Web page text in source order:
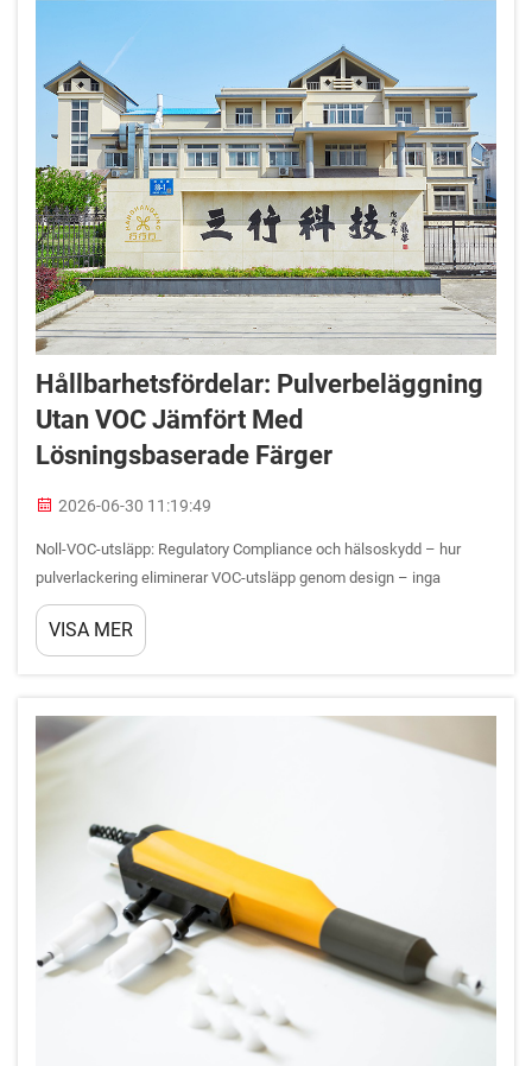
Hållbarhetsfördelar: Pulverbeläggning
Utan VOC Jämfört Med
Lösningsbaserade Färger
2026-06-30 11:19:49
Noll-VOC-utsläpp: Regulatory Compliance och hälsoskydd – hur
pulverlackering eliminerar VOC-utsläpp genom design – inga
lösningsmedel, ingen avgasning. Till skillnad från
lösningsmedelsbaserade färger som släpper ut flyktiga organiska
VISA MER